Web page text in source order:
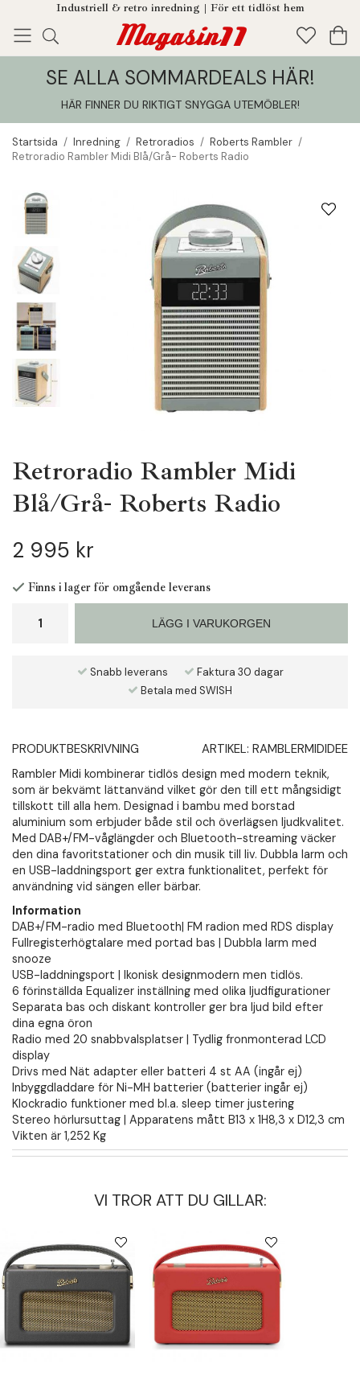
Industriell & retro inredning | För ett tidlöst hem
Enjoy! Tillagt i din varukorg
SE ALLA SOMMARDEALS HÄR!
HÄR FINNER DU RIKTIGT SNYGGA UTEMÖBLER!
Startsida / Inredning / Retroradios / Roberts Rambler /
Retroradio Rambler Midi Blå/Grå- Roberts Radio
Retroradio Rambler Midi
Blå/Grå- Roberts Radio
2 995 kr
Finns i lager för omgående leverans
LÄGG I VARUKORGEN
Snabb leverans
Faktura 30 dagar
Betala med SWISH
PRODUKTBESKRIVNING ARTIKEL: RAMBLERMIDIDEE
Rambler Midi kombinerar tidlös design med modern teknik,
som är bekvämt lättanvänd vilket gör den till ett mångsidigt
tillskott till alla hem. Designad i bambu med borstad
aluminium som erbjuder både stil och överlägsen ljudkvalitet.
Med DAB+/FM-våglängder och Bluetooth-streaming väcker
den dina favoritstationer och din musik till liv. Dubbla larm och
en USB-laddningsport ger extra funktionalitet, perfekt för
användning vid sängen eller bärbar.
Information
DAB+/FM-radio med Bluetooth| FM radion med RDS display
Fullregisterhögtalare med portad bas | Dubbla larm med
snooze
USB-laddningsport | Ikonisk designmodern men tidlös.
6 förinställda Equalizer inställning med olika ljudfigurationer
Separata bas och diskant kontroller ger bra ljud bild efter
dina egna öron
Radio med 20 snabbvalsplatser | Tydlig fronmonterad LCD
display
Drivs med Nät adapter eller batteri 4 st AA (ingår ej)
Inbyggdladdare för Ni-MH batterier (batterier ingår ej)
Klockradio funktioner med bl.a. sleep timer justering
Stereo hörlursuttag | Apparatens mått B13 x 1H8,3 x D12,3 cm
Vikten är 1,252 Kg
VI TROR ATT DU GILLAR: